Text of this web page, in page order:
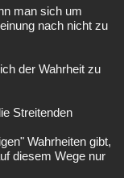
man sich um
nach nicht zu
der Wahrheit zu
Streitenden
Wahrheiten gibt,
diesem Wege nur